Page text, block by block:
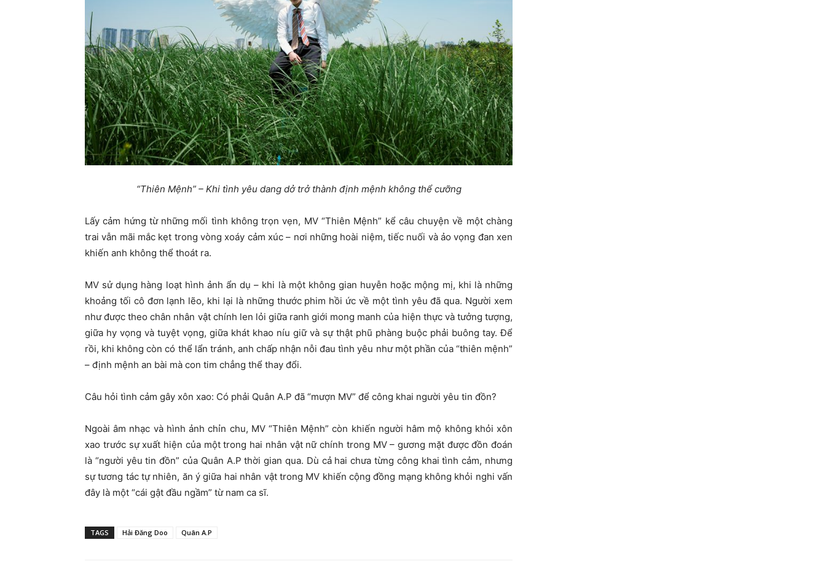
“Thiên Mệnh” – Khi tình yêu dang dở trở thành định mệnh không thể cưỡng
Lấy cảm hứng từ những mối tình không trọn vẹn, MV “Thiên Mệnh” kể câu chuyện về một chàng
trai vẫn mãi mắc kẹt trong vòng xoáy cảm xúc – nơi những hoài niệm, tiếc nuối và ảo vọng đan xen
khiến anh không thể thoát ra.
MV sử dụng hàng loạt hình ảnh ẩn dụ – khi là một không gian huyễn hoặc mộng mị, khi là những
khoảng tối cô đơn lạnh lẽo, khi lại là những thước phim hồi ức về một tình yêu đã qua. Người xem
như được theo chân nhân vật chính len lỏi giữa ranh giới mong manh của hiện thực và tưởng tượng,
giữa hy vọng và tuyệt vọng, giữa khát khao níu giữ và sự thật phũ phàng buộc phải buông tay. Để
rồi, khi không còn có thể lẩn tránh, anh chấp nhận nỗi đau tình yêu như một phần của “thiên mệnh”
– định mệnh an bài mà con tim chẳng thể thay đổi.
Câu hỏi tình cảm gây xôn xao: Có phải Quân A.P đã “mượn MV” để công khai người yêu tin đồn?
Ngoài âm nhạc và hình ảnh chỉn chu, MV “Thiên Mệnh” còn khiến người hâm mộ không khỏi xôn
xao trước sự xuất hiện của một trong hai nhân vật nữ chính trong MV – gương mặt được đồn đoán
là “người yêu tin đồn” của Quân A.P thời gian qua. Dù cả hai chưa từng công khai tình cảm, nhưng
sự tương tác tự nhiên, ăn ý giữa hai nhân vật trong MV khiến cộng đồng mạng không khỏi nghi vấn
đây là một “cái gật đầu ngầm” từ nam ca sĩ.
TAGS Hải Đăng Doo Quân A.P